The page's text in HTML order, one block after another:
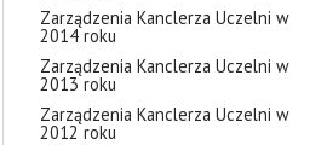
Zarządzenia Kanclerza Uczelni w
2014 roku
Zarządzenia Kanclerza Uczelni w
2013 roku
Zarządzenia Kanclerza Uczelni w
2012 roku